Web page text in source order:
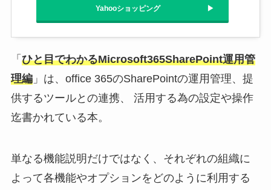
Yahooショッピング
「 ひと目でわかるMicrosoft365SharePoint運用管
理編」は、office 365のSharePointの運用管理、提
供するツールとの連携、 活用する為の設定や操作
迄書かれている本。
単なる機能説明だけではなく、それぞれの組織に
よって各機能やオプションをどのように利用する